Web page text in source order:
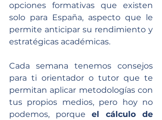
opciones formativas que existen
solo para España, aspecto que le
permite anticipar su rendimiento y
estratégicas académicas.
Cada semana tenemos consejos
para ti orientador o tutor que te
permitan aplicar metodologías con
tus propios medios, pero hoy no
podemos, porque el cálculo de